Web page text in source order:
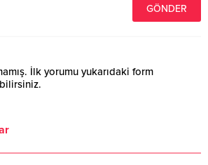
İlk yorumu yukarıdaki form